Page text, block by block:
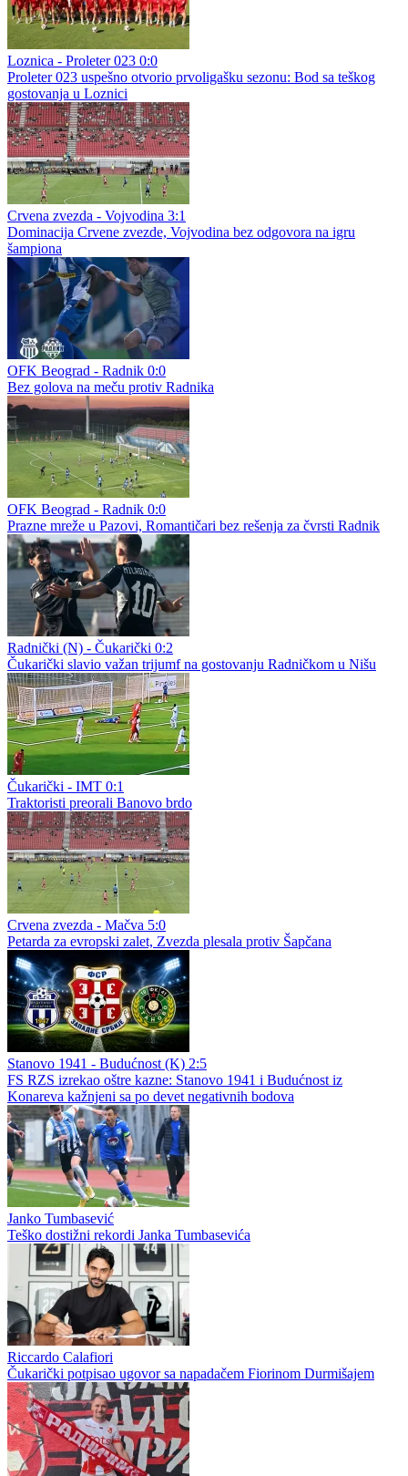
Loznica - Proleter 023 0:0
Proleter 023 uspešno otvorio prvoligašku sezonu: Bod sa teškog
gostovanja u Loznici
Crvena zvezda - Vojvodina 3:1
Dominacija Crvene zvezde, Vojvodina bez odgovora na igru
šampiona
OFK Beograd - Radnik 0:0
Bez golova na meču protiv Radnika
OFK Beograd - Radnik 0:0
Prazne mreže u Pazovi, Romantičari bez rešenja za čvrsti Radnik
Radnički (N) - Čukarički 0:2
Čukarički slavio važan trijumf na gostovanju Radničkom u Nišu
Čukarički - IMT 0:1
Traktoristi preorali Banovo brdo
Crvena zvezda - Mačva 5:0
Petarda za evropski zalet, Zvezda plesala protiv Šapčana
Stanovo 1941 - Budućnost (K) 2:5
FS RZS izrekao oštre kazne: Stanovo 1941 i Budućnost iz
Konareva kažnjeni sa po devet negativnih bodova
Janko Tumbasević
Teško dostižni rekordi Janka Tumbasevića
Riccardo Calafiori
Čukarički potpisao ugovor sa napadačem Fiorinom Durmišajem